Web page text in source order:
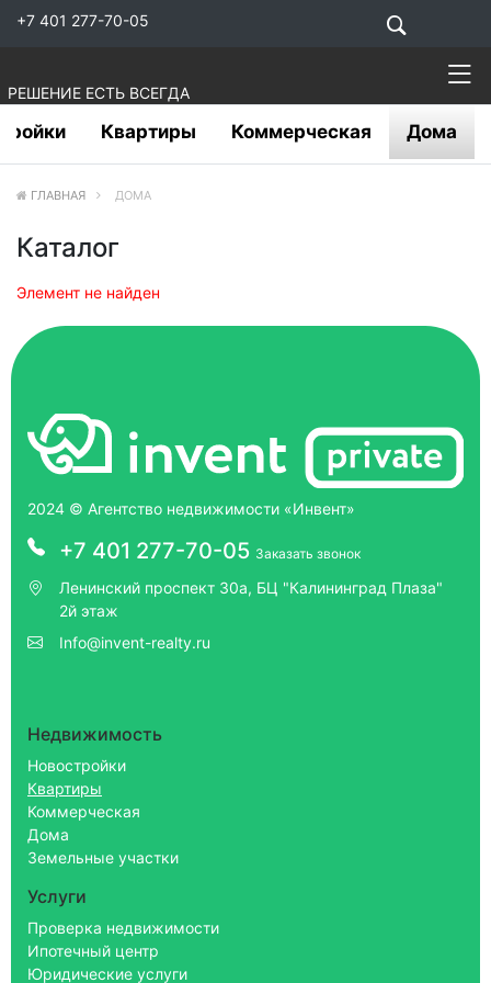
+7 401 277-70-05
РЕШЕНИЕ ЕСТЬ ВСЕГДА
Квартиры Коммерческая Дома
ГЛАВНАЯ ДОМА
Каталог
Элемент не найден
2024 © Агентство недвижимости «Инвент»
+7 401 277-70-05 Заказать звонок
Ленинский проспект 30а, БЦ "Калининград Плаза"
2й этаж
Info@invent-realty.ru
Недвижимость
Новостройки
Квартиры
Коммерческая
Дома
Земельные участки
Услуги
Проверка недвижимости
Ипотечный центр
Юридические услуги